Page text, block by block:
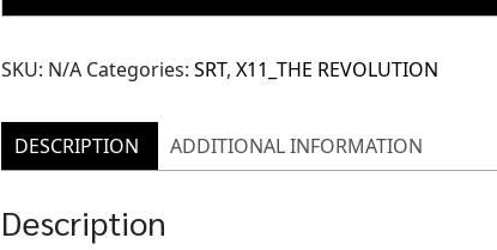
Skort
quantity
SKU: N/A Categories: SRT, X11_THE REVOLUTION
DESCRIPTION ADDITIONAL INFORMATION
Description